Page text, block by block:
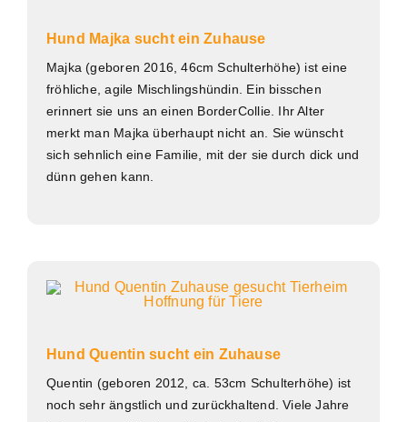
Hund Majka sucht ein Zuhause
Majka (geboren 2016, 46cm Schulterhöhe) ist eine
fröhliche, agile Mischlingshündin. Ein bisschen
erinnert sie uns an einen BorderCollie. Ihr Alter
merkt man Majka überhaupt nicht an. Sie wünscht
sich sehnlich eine Familie, mit der sie durch dick und
dünn gehen kann.
Hund Quentin sucht ein Zuhause
Quentin (geboren 2012, ca. 53cm Schulterhöhe) ist
noch sehr ängstlich und zurückhaltend. Viele Jahre